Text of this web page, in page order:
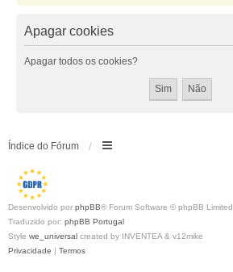
Apagar cookies
Apagar todos os cookies?
Índice do Fórum
Desenvolvido por phpBB® Forum Software © phpBB Limited
Traduzido por: phpBB Portugal
Style we_universal created by INVENTEA & v12mike
Privacidade | Termos